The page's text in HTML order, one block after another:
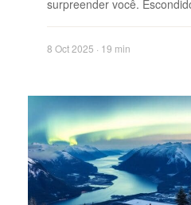
surpreender você.
pequeno país tornou-se
nos lodges de esqui. ...
8 Oct 2025 · 19 min